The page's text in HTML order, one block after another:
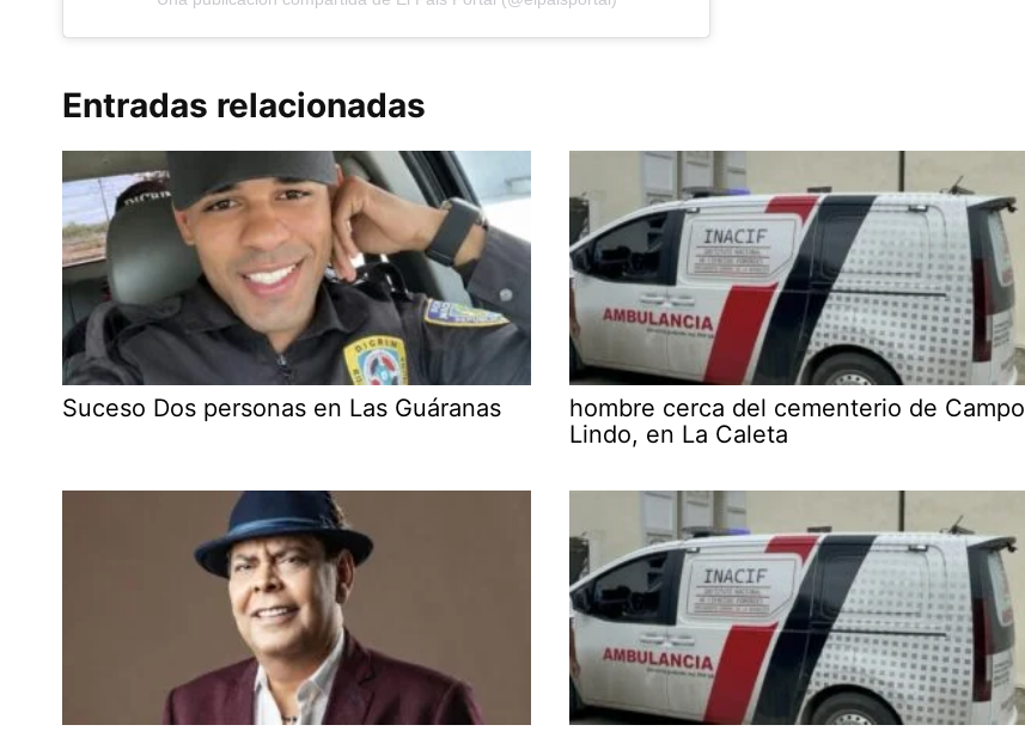
Entradas relacionadas
Suceso Dos personas en Las Guáranas
hombre cerca del cementerio de Campo
Lindo, en La Caleta